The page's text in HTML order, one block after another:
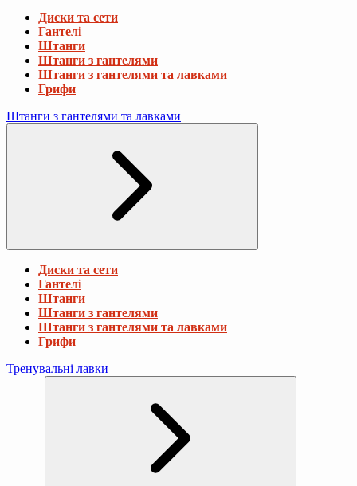
Диски та сети
Гантелі
Штанги
Штанги з гантелями
Штанги з гантелями та лавками
Грифи
Штанги з гантелями та лавками
Диски та сети
Гантелі
Штанги
Штанги з гантелями
Штанги з гантелями та лавками
Грифи
Тренувальні лавки